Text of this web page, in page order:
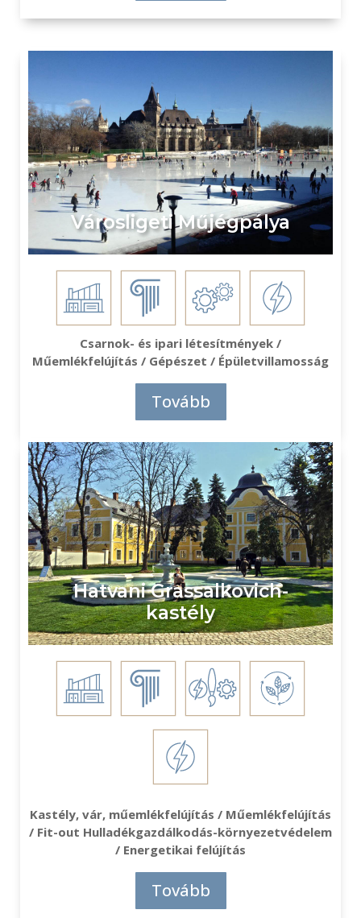
Városligeti Műjégpálya
Csarnok- és ipari létesítmények /
Műemlékfelújítás / Gépészet / Épületvillamosság
Tovább
Hatvani Grassalkovich-
kastély
Kastély, vár, műemlékfelújítás / Műemlékfelújítás
/ Fit-out Hulladékgazdálkodás-környezetvédelem
/ Energetikai felújítás
Tovább